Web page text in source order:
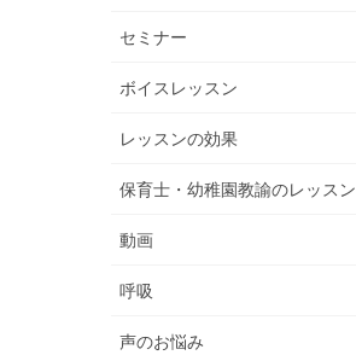
セミナー
ボイスレッスン
レッスンの効果
保育士・幼稚園教諭のレッスン
動画
呼吸
声のお悩み